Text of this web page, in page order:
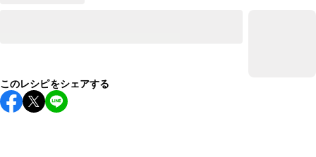
このレシピをシェアする